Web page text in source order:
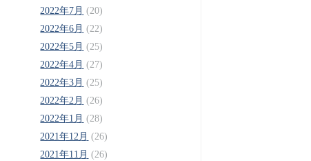
2022年7月 (20)
2022年6月 (22)
2022年5月 (25)
2022年4月 (27)
2022年3月 (25)
2022年2月 (26)
2022年1月 (28)
2021年12月 (26)
2021年11月 (26)